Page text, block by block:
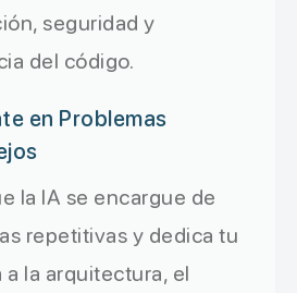
seguridad y
del código.
en Problemas
la IA se encargue de
repetitivas y dedica tu
a la arquitectura, el